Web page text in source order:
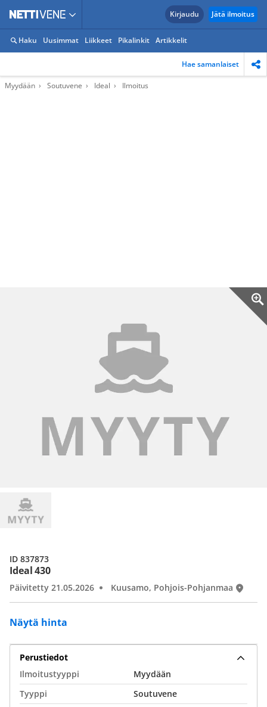
Kirjaudu Jätä ilmoitus
Haku Uusimmat Liikkeet Pikalinkit Artikkelit
Hae samanlaiset
Myydään Soutuvene Ideal Ilmoitus
Ideal 430
Näytä hinta
Päivitetty 21.05.2026 Kuusamo, Pohjois-Pohjanmaa
ID 837873
Perustiedot
Ilmoitustyyppi
Myydään
Tyyppi
Soutuvene